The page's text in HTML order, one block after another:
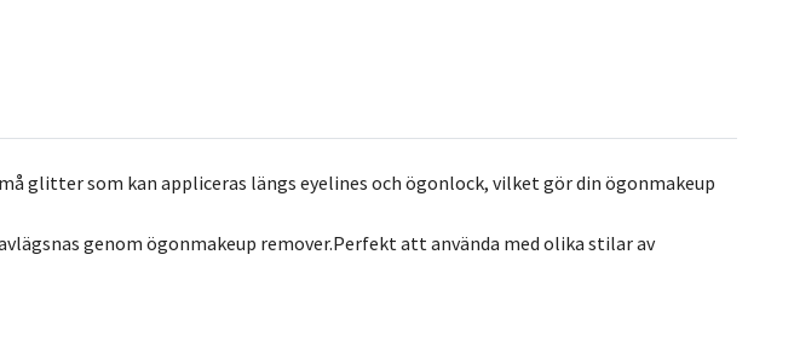
glitter som kan appliceras längs eyelines och ögonlock, vilket gör din ögonmakeup
genom ögonmakeup remover.Perfekt att använda med olika stilar av